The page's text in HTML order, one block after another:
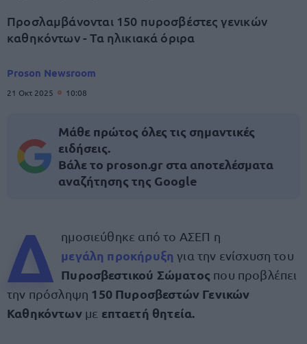
Προσλαμβάνονται 150 πυροσβέστες γενικών
καθηκόντων - Τα ηλικιακά όριρα
Proson Newsroom
21 Οκτ 2025 10:08
Μάθε πρώτος όλες τις σημαντικές
ειδήσεις.
Βάλε το proson.gr στα αποτελέσματα
αναζήτησης της Google
Δ ημοσιεύθηκε από το ΑΣΕΠ η
μεγάλη προκήρυξη για την ενίσχυση του
Πυροσβεστικού Σώματος που προβλέπει
την πρόσληψη 150 Πυροσβεστών Γενικών
Καθηκόντων με επταετή θητεία.